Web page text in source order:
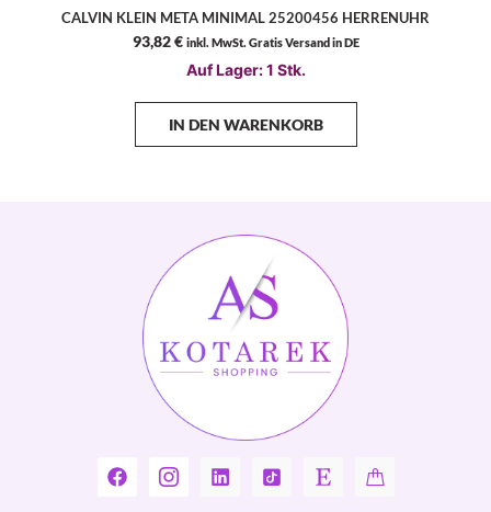
CALVIN KLEIN META MINIMAL 25200456 HERRENUHR
93,82€ inkl. MwSt. Gratis Versand in DE
Auf Lager: 1 Stk.
IN DEN WARENKORB